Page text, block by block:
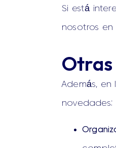
Si está
nosotros en
Otras
Además,
novedades: